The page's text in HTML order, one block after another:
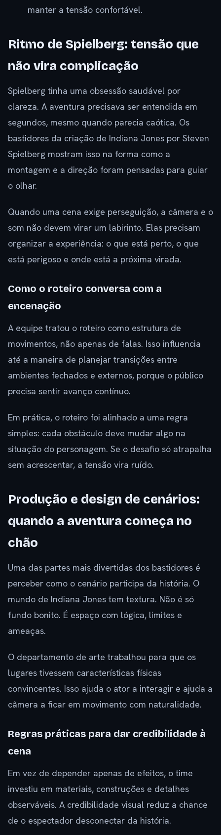
manter a tensão confortável.
Ritmo de Spielberg: tensão que
não vira complicação
Spielberg tinha uma obsessão saudável por
clareza. A aventura precisava ser entendida em
segundos, mesmo quando parecia caótica. Os
bastidores da criação de Indiana Jones por Steven
Spielberg mostram isso na forma como a
montagem e a direção foram pensadas para guiar
o olhar.
Quando uma cena exige perseguição, a câmera e o
som não devem virar um labirinto. Elas precisam
organizar a experiência: o que está perto, o que
está perigoso e onde está a próxima virada.
Como o roteiro conversa com a
encenação
A equipe tratou o roteiro como estrutura de
movimentos, não apenas de falas. Isso influencia
até a maneira de planejar transições entre
ambientes fechados e externos, porque o público
precisa sentir avanço contínuo.
Em prática, o roteiro foi alinhado a uma regra
simples: cada obstáculo deve mudar algo na
situação do personagem. Se o desafio só atrapalha
sem acrescentar, a tensão vira ruído.
Produção e design de cenários:
quando a aventura começa no
chão
Uma das partes mais divertidas dos bastidores é
perceber como o cenário participa da história. O
mundo de Indiana Jones tem textura. Não é só
fundo bonito. É espaço com lógica, limites e
ameaças.
O departamento de arte trabalhou para que os
lugares tivessem características físicas
convincentes. Isso ajuda o ator a interagir e ajuda a
câmera a ficar em movimento com naturalidade.
Regras práticas para dar credibilidade à
cena
Em vez de depender apenas de efeitos, o time
investiu em materiais, construções e detalhes
observáveis. A credibilidade visual reduz a chance
de o espectador desconectar da história.